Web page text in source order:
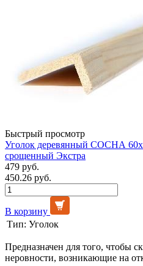
Быстрый просмотр
Уголок деревянный СОСНА
срощенный Экстра
479 руб.
450.26 руб.
В корзину
Тип: Уголок
Предназначен для того, чтобы
неровности, возникающие на